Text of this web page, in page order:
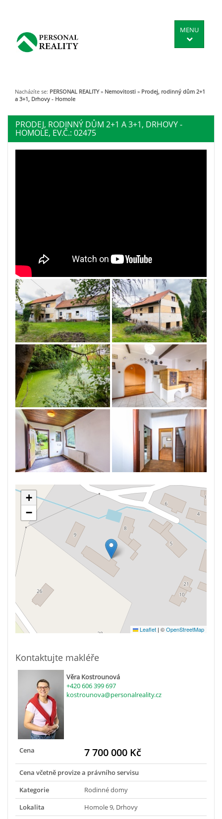
MENU
Nacházíte se: PERSONAL REALITY » Nemovitosti » Prodej, rodinný dům 2+1
a 3+1, Drhovy - Homole
PRODEJ, RODINNÝ DŮM 2+1 A 3+1, DRHOVY -
HOMOLE, EV.Č.: 02475
+
−
Leaflet | ©OpenStreetMap
Kontaktujte makléře
Věra Kostrounová
+420 606 399 697
kostrounova@personalreality.cz
Cena 7 700 000 Kč
Cena včetně provize a právního servisu
Kategorie
Rodinné domy
Lokalita
Homole 9, Drhovy